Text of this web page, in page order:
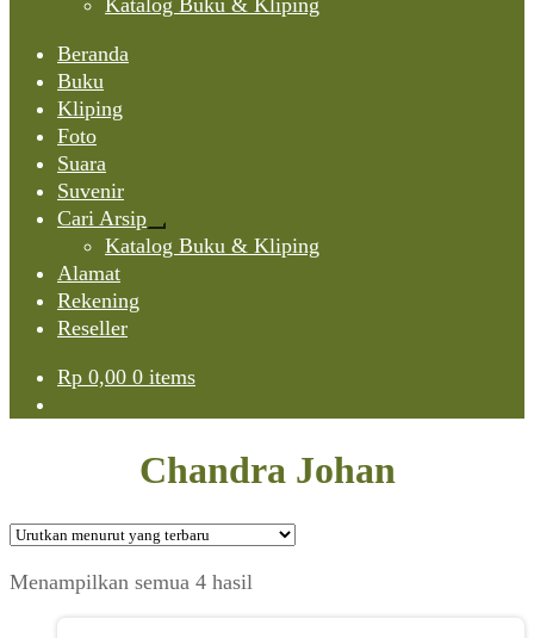
Katalog Buku & Kliping
Beranda
Buku
Kliping
Foto
Suara
Suvenir
Cari Arsip
Expand
child
Katalog Buku & Kliping
Alamat
Rekening
Reseller
Rp 0,00 0 items
Chandra Johan
Menampilkan semua 4 hasil